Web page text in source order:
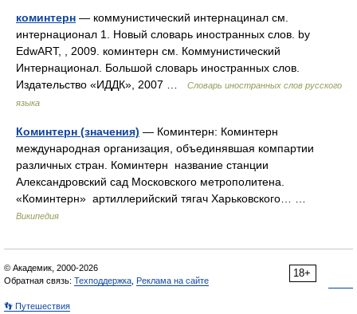
коминтерн — коммунистический интернацинал см.
интернационал 1. Новый словарь иностранных слов. by
EdwART, , 2009. коминтерн см. Коммунистический
Интернационал. Большой словарь иностранных слов.
Издательство «ИДДК», 2007 …
Словарь иностранных слов русского
языка
Коминтерн (значения) — Коминтерн: Коминтерн
международная организация, объединявшая компартии
различных стран. Коминтерн название станции
Александровский сад Московского метрополитена.
«Коминтерн» артиллерийский тягач Харьковского… …
Википедия
18+
© Академик, 2000-2026
Обратная связь: Техподдержка Реклама на сайте
👣 Путешествия